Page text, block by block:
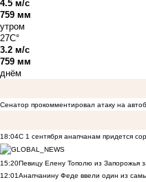
4.5 м/с
759 мм
утром
27C°
3.2 м/с
759 мм
днём
Сенатор прокомментировал атаку на
18:04С 1 сентября анапчанам придется
15:20Певицу Елену Тополю из Запорожья
12:01Анапчанину Феде ввели один из